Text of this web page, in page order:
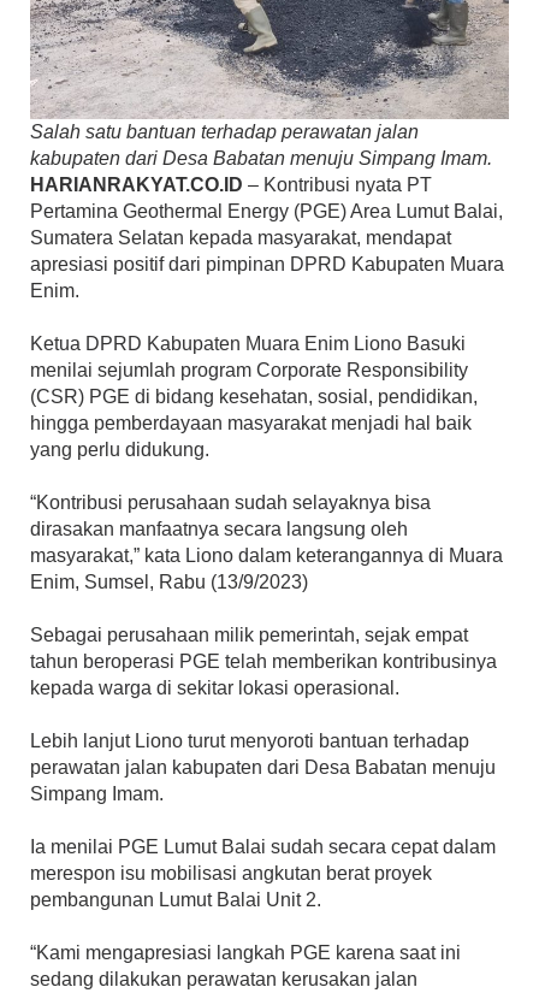
Salah satu bantuan terhadap perawatan jalan
kabupaten dari Desa Babatan menuju Simpang Imam.
HARIANRAKYAT.CO.ID – Kontribusi nyata PT
Pertamina Geothermal Energy (PGE) Area Lumut Balai,
Sumatera Selatan kepada masyarakat, mendapat
apresiasi positif dari pimpinan DPRD Kabupaten Muara
Enim.
Ketua DPRD Kabupaten Muara Enim Liono Basuki
menilai sejumlah program Corporate Responsibility
(CSR) PGE di bidang kesehatan, sosial, pendidikan,
hingga pemberdayaan masyarakat menjadi hal baik
yang perlu didukung.
“Kontribusi perusahaan sudah selayaknya bisa
dirasakan manfaatnya secara langsung oleh
masyarakat,” kata Liono dalam keterangannya di Muara
Enim, Sumsel, Rabu (13/9/2023)
Sebagai perusahaan milik pemerintah, sejak empat
tahun beroperasi PGE telah memberikan kontribusinya
kepada warga di sekitar lokasi operasional.
Lebih lanjut Liono turut menyoroti bantuan terhadap
perawatan jalan kabupaten dari Desa Babatan menuju
Simpang Imam.
Ia menilai PGE Lumut Balai sudah secara cepat dalam
merespon isu mobilisasi angkutan berat proyek
pembangunan Lumut Balai Unit 2.
“Kami mengapresiasi langkah PGE karena saat ini
sedang dilakukan perawatan kerusakan jalan